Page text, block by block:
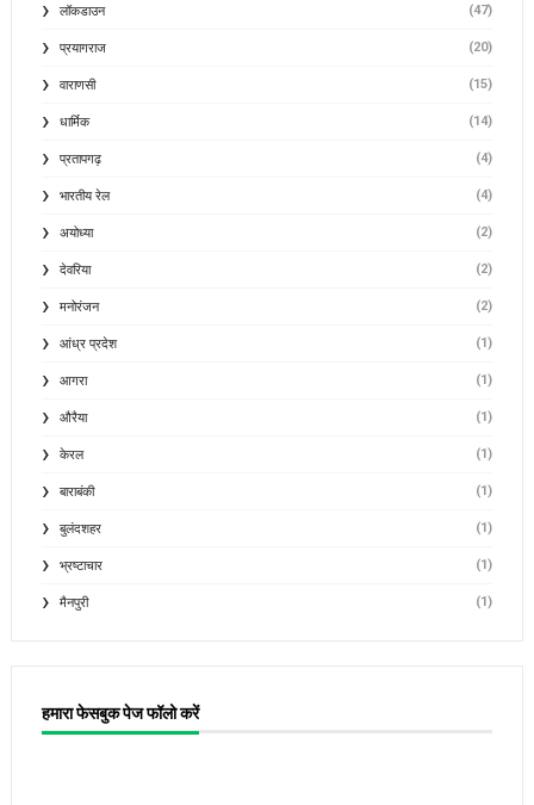
लॉकडाउन (47)
प्रयागराज (20)
वाराणसी (15)
धार्मिक (14)
प्रतापगढ़ (4)
भारतीय रेल (4)
अयोध्या (2)
देवरिया (2)
मनोरंजन (2)
आंध्र प्रदेश (1)
आगरा (1)
औरैया (1)
केरल (1)
बाराबंकी (1)
बुलंदशहर (1)
भ्रष्टाचार (1)
मैनपुरी (1)
हमारा फेसबुक पेज फॉलो करें